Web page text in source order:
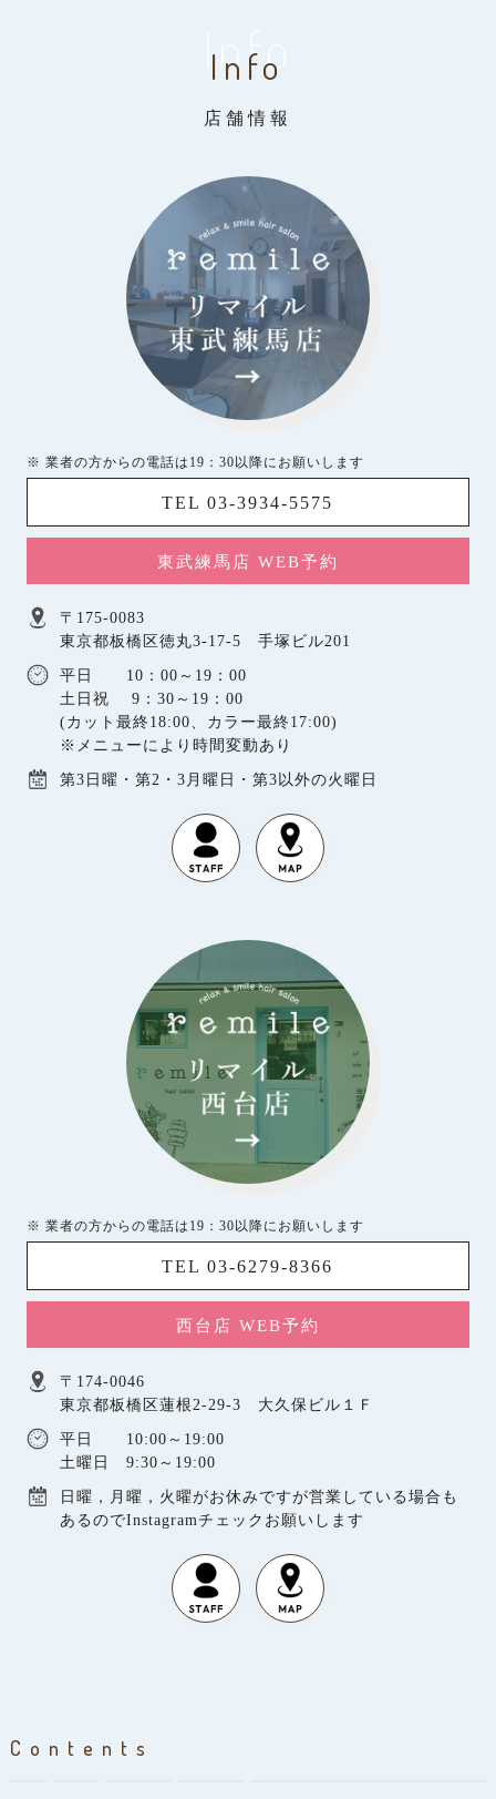
Info
Info
店舗情報
※ 業者の方からの電話は19：30以降にお願いします
TEL 03-3934-5575
東武練馬店 WEB予約
〒175-0083
東京都板橋区徳丸3-17-5 手塚ビル201
平日 10：00～19：00
土日祝 9：30～19：00
(カット最終18:00、カラー最終17:00)
※メニューにより時間変動あり
第3日曜・第2・3月曜日・第3以外の火曜日
※ 業者の方からの電話は19：30以降にお願いします
TEL 03-6279-8366
西台店 WEB予約
〒174-0046
東京都板橋区蓮根2-29-3 大久保ビル１Ｆ
平日 10:00～19:00
土曜日 9:30～19:00
日曜，月曜，火曜がお休みですが営業している場合も
あるのでInstagramチェックお願いします
Contents